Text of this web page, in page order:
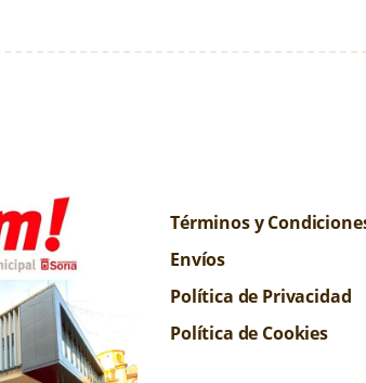
Términos y
Envíos
Política de Privacidad
Política de Cookies